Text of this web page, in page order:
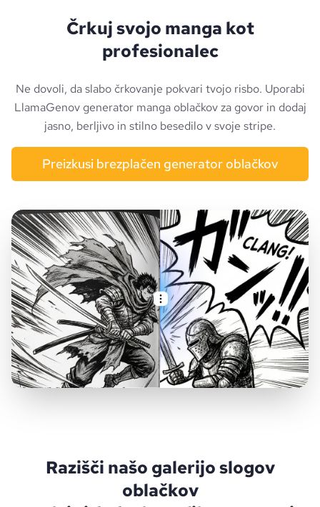
Črkuj svojo manga kot
profesionalec
Ne dovoli, da slabo črkovanje pokvari tvojo risbo. Uporabi
LlamaGenov generator manga oblačkov za govor in dodaj
jasno, berljivo in stilno besedilo v svoje stripe.
Preizkusi brezplačen generator oblačkov
Razišči našo galerijo slogov
oblačkov